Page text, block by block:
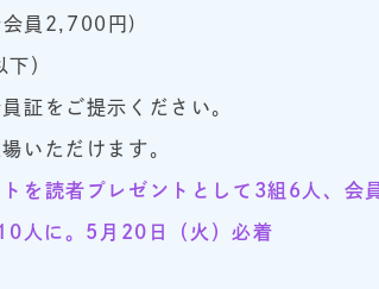
員2,700円)
）
証をご提示ください。
いただけます。
を読者プレゼントとして3組6人、会
人に。5月20日（火）必着